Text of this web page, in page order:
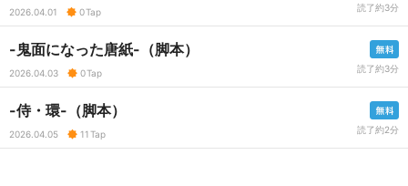
2026.04.01 0Tap 読了約3分
-鬼面になった唐紙-（脚本）
2026.04.03 0Tap 読了約3分
-侍・環-（脚本）
2026.04.05 11Tap 読了約2分